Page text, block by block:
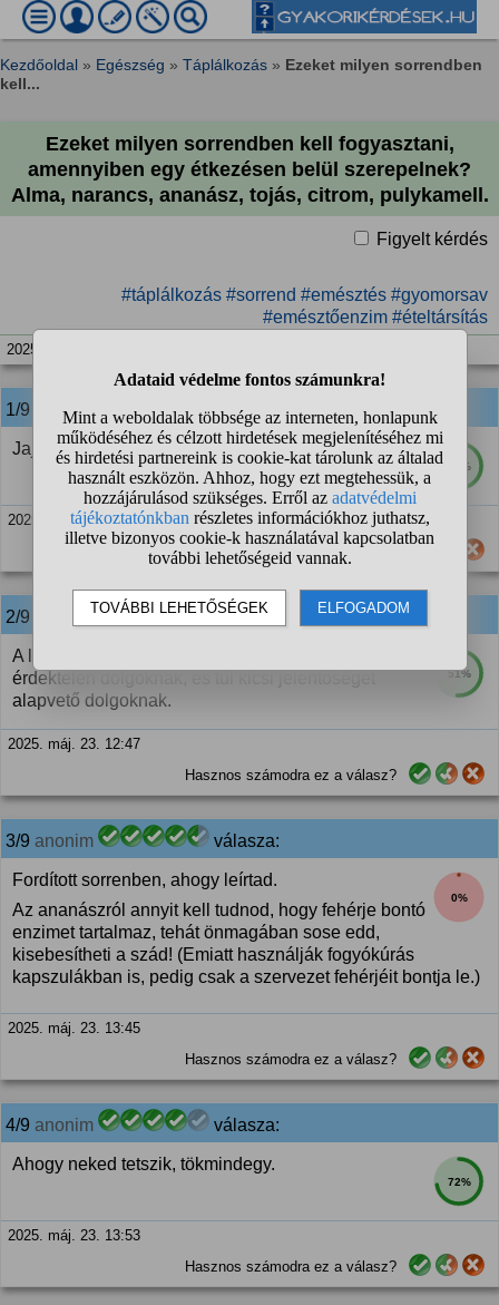
Kezdőoldal » Egészség » Táplálkozás » Ezeket milyen sorrendben
kell...
Ezeket milyen sorrendben kell fogyasztani,
amennyiben egy étkezésen belül szerepelnek?
Alma, narancs, ananász, tojás, citrom, pulykamell.
Figyelt kérdés
#táplálkozás #sorrend #emésztés #gyomorsav
#emésztőenzim #ételtársítás
2025. máj. 23. 12:33
1/9 anonim válasza:
54%
Jaj Istenem, tök mindegy...
2025. máj. 23. 12:46
Hasznos számodra ez a válasz?
2/9 válasza:
51%
A laikusok túl nagy jelentőséget tulajdonítanak
érdektelen dolgoknak, és túl kicsi jelentőséget
alapvető dolgoknak.
2025. máj. 23. 12:47
Hasznos számodra ez a válasz?
3/9 anonim válasza:
0%
Fordított sorrenben, ahogy leírtad.
Az ananászról annyit kell tudnod, hogy fehérje bontó
enzimet tartalmaz, tehát önmagában sose edd,
kisebesítheti a szád! (Emiatt használják fogyókúrás
kapszulákban is, pedig csak a szervezet fehérjéit bontja le.)
2025. máj. 23. 13:45
Hasznos számodra ez a válasz?
4/9 anonim válasza:
72%
Ahogy neked tetszik, tökmindegy.
2025. máj. 23. 13:53
Hasznos számodra ez a válasz?